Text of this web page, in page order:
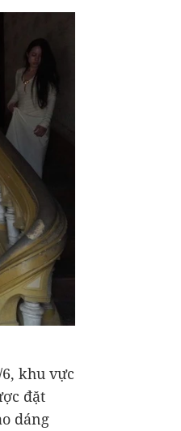
khu vực
đặt
dáng